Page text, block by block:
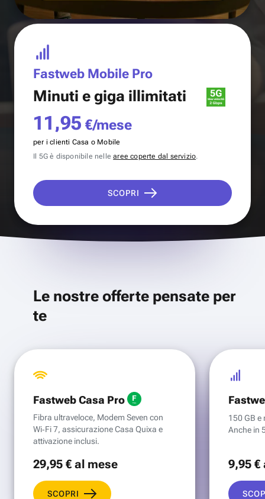
Fastweb Mobile Pro
Minuti e giga illimitati
11,95 €/mese
per i clienti Casa o Mobile
Il 5G è disponibile nellearee coperte dal servizio.
SCOPRI
Le nostre offerte pensate per
te
Fastweb Casa Pro
Fibra ultraveloce, Modem Seven con
Wi‑Fi 7, assicurazione Casa Quixa e
attivazione inclusi.
29,95 €al mese
SCOPRI
150 GB e
Anche in
9,95 €